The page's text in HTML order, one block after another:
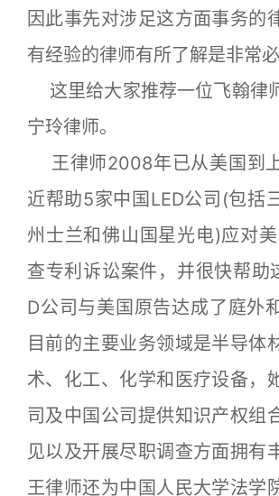
因此事先对涉足这方面事务的
有经验的律师有所了解是非常必
这里给大家推荐一位飞翰律
宁玲律师。
王律师2008年已从美国到
近帮助5家中国LED公司(包括
州士兰和佛山国星光电)应对
查专利诉讼案件，并很快帮助
D公司与美国原告达成了庭外
目前的主要业务领域是半导体
术、化工、化学和医疗设备，
司及中国公司提供知识产权组
见以及开展尽职调查方面拥有
王律师还为中国人民大学法学